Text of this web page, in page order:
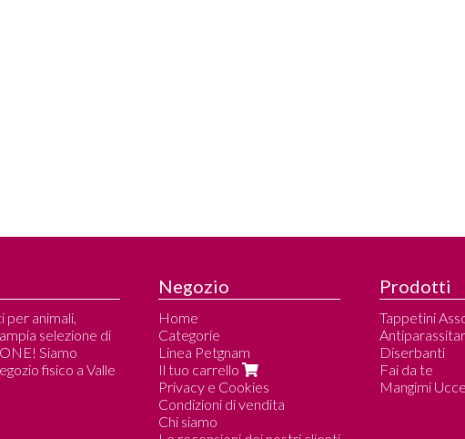
per animali,
selezione di
Siamo
fisico a Valle
Negozio
Home
Categorie
Linea Petgnam
Il tuo carrello
Privacy e Cookies
Condizioni di vendita
Chi siamo
Prodotti
Tappetini
Diserbanti
Fai da te
Mangimi